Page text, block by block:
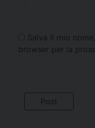
Salva il mio
browser per la